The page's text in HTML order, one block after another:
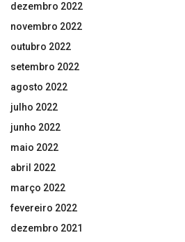
dezembro 2022
novembro 2022
outubro 2022
setembro 2022
agosto 2022
julho 2022
junho 2022
maio 2022
abril 2022
março 2022
fevereiro 2022
dezembro 2021